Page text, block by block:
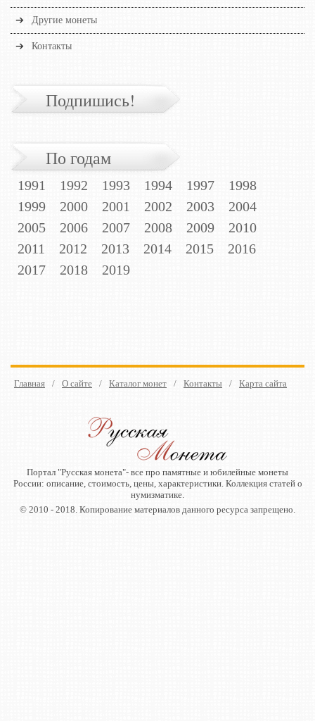
Другие монеты
Контакты
Подпишись!
По годам
1991 1992 1993 1994 1997
1998
1999
2000 2001 2002 2003
2004
2005
2006 2007 2008 2009
2010
2011
2012 2013 2014 2015
2016
2017
2018 2019
Главная / О сайте / Каталог монет / Контакты / Карта сайта
Портал "Русская монета"- все про памятные и юбилейные монеты
России: описание, стоимость, цены, характеристики. Коллекция статей о
нумизматике.
© 2010 - 2018. Копирование материалов данного ресурса запрещено.